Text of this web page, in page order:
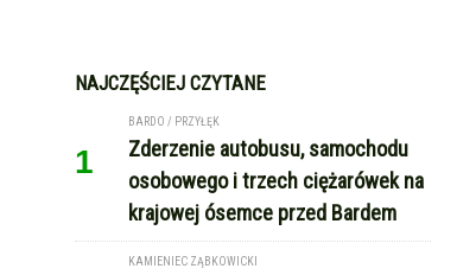
NAJCZĘŚCIEJ CZYTANE
1
BARDO / PRZYŁĘK
Zderzenie autobusu, samochodu
osobowego i trzech ciężarówek na
krajowej ósemce przed Bardem
KAMIENIEC ZĄBKOWICKI